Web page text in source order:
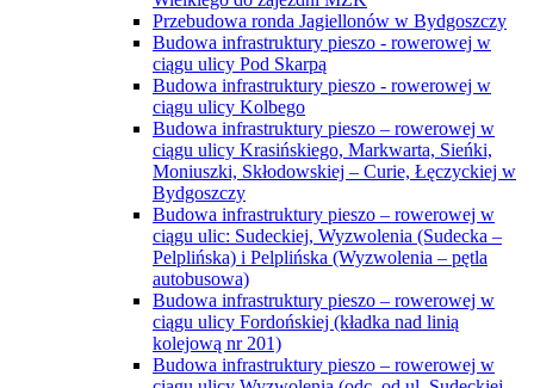
Przebudowa ronda Jagiellonów w Bydgoszczy
Budowa infrastruktury pieszo - rowerowej w
ciągu ulicy Pod Skarpą
Budowa infrastruktury pieszo - rowerowej w
ciągu ulicy Kolbego
Budowa infrastruktury pieszo – rowerowej w
ciągu ulicy Krasińskiego, Markwarta, Sieńki,
Moniuszki, Skłodowskiej – Curie, Łęczyckiej w
Bydgoszczy
Budowa infrastruktury pieszo – rowerowej w
ciągu ulic: Sudeckiej, Wyzwolenia (Sudecka –
Pelplińska) i Pelplińska (Wyzwolenia – pętla
autobusowa)
Budowa infrastruktury pieszo – rowerowej w
ciągu ulicy Fordońskiej (kładka nad linią
kolejową nr 201)
Budowa infrastruktury pieszo – rowerowej w